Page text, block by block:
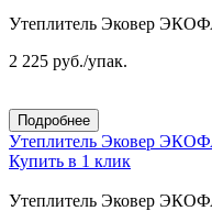
Утеплитель Эковер
2 225 руб./упак.
Подробнее
Утеплитель Эковер
Купить в 1 клик
Утеплитель Эковер